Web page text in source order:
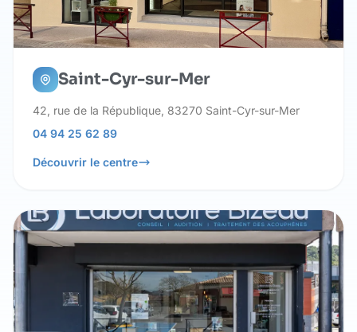
Saint-Cyr-sur-Mer
42, rue de la République, 83270 Saint-Cyr-sur-Mer
04 94 25 62 89
Découvrir le centre